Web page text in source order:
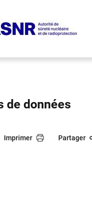
de données
Imprimer Partager